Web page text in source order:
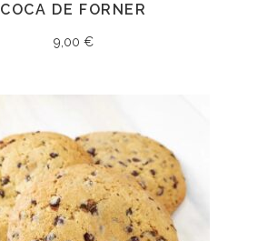
COCA DE FORNER
9,00 €